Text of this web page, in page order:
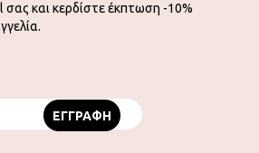
και κερδίστε έκπτωση -10%